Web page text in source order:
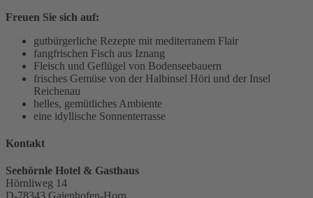
Freuen Sie sich auf:
gutbürgerliche Rezepte mit mediterranem Flair
fangfrischen Fisch aus Iznang
Fleisch und Geflügel von Bodenseebauern
frisches Gemüse von der Halbinsel Höri und der Insel
Reichenau
helles, gemütliches Ambiente
eine idyllische Sonnenterrasse
Kontakt
Seehörnle Hotel & Gasthaus
Hörnliweg 14